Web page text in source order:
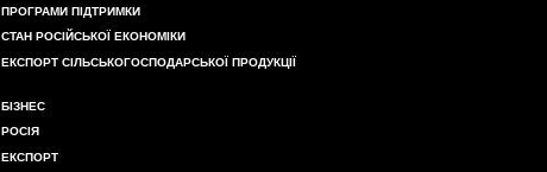
ПРОГРАМИ ПІДТРИМКИ
СТАН РОСІЙСЬКОЇ ЕКОНОМІКИ
ЕКСПОРТ СІЛЬСЬКОГОСПОДАРСЬКОЇ ПРОДУКЦІЇ
БІЗНЕС
РОСІЯ
ЕКСПОРТ